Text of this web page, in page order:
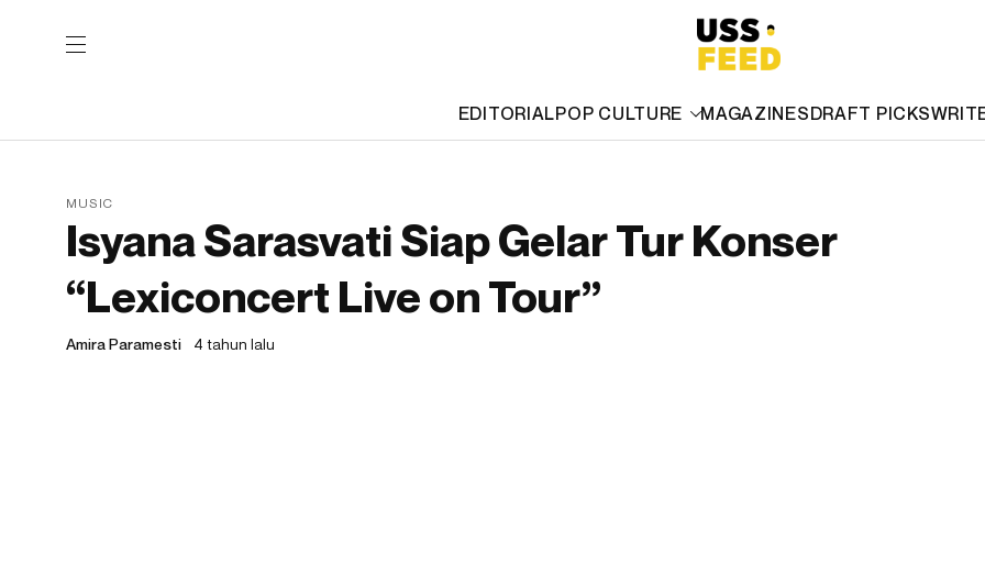
EDITORIALPOP CULTURE MAGAZINESDRAFT PICKS
MUSIC
Isyana Sarasvati Siap Gelar Tur Konser
“Lexiconcert Live on Tour”
Amira Paramesti 4 tahun lalu